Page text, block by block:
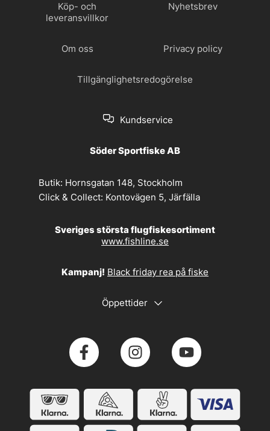
Köp- och
leveransvillkor
Nyhetsbrev
Om oss Privacy policy
Tillgänglighetsredogörelse
Kundservice
Söder Sportfiske AB
Butik: Hornsgatan 148, Stockholm
Click & Collect: Kontovägen 5, Järfälla
Sveriges största flugfiskesortiment
www.fishline.se
Kampanj! Black friday rea på fiske
Öppettider